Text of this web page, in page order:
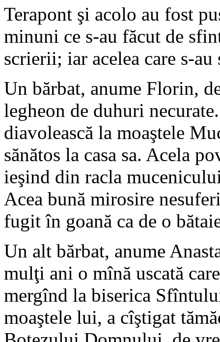
Terapont şi acolo au fost
minuni ce s-au făcut de
scrierii; iar acelea care s-
Un bărbat, anume Florin,
legheon de duhuri
diavolească la moaştele
sănătos la casa sa. Acela
ieşind din racla
Acea bună mirosire
fugit în goană ca de o
Un alt bărbat, anume
mulţi ani o mînă uscată
mergînd la biserica
moaştele lui, a cîştigat